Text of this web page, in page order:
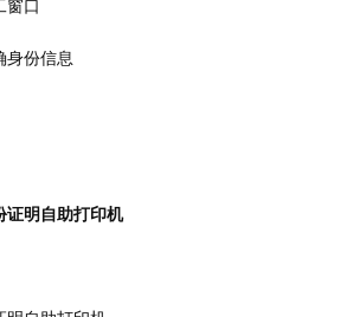
窗口
身份信息
证明自助打印机